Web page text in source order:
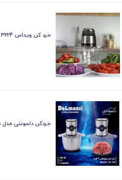
خرد کن ویداس 3224
خردکن دلمونتی مدل DL145